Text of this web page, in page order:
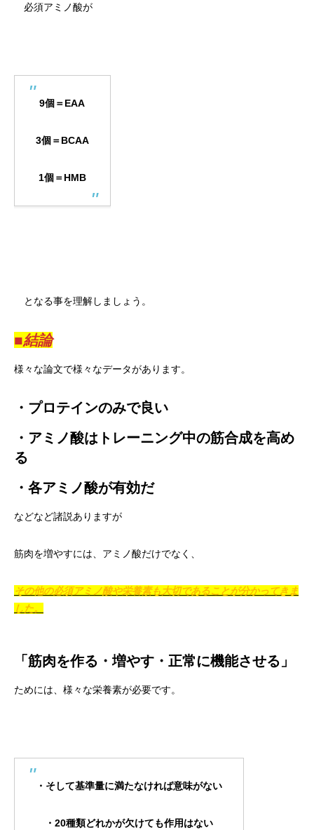
必須アミノ酸が
9個＝EAA
3個＝BCAA
1個＝HMB
となる事を理解しましょう。
■結論
様々な論文で様々なデータがあります。
・プロテインのみで良い
・アミノ酸はトレーニング中の筋合成を高め
る
・各アミノ酸が有効だ
などなど諸説ありますが
筋肉を増やすには、アミノ酸だけでなく、
その他の必須アミノ酸や栄養素も大切であることが分かってきま
した。
「筋肉を作る・増やす・正常に機能させる」
ためには、様々な栄養素が必要です。
・そして基準量に満たなければ意味がない
・20種類どれかが欠けても作用はない